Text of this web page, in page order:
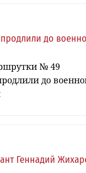
до
№ 49
до
Геннадий